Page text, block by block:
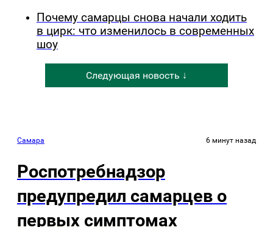
Почему самарцы снова начали ходить
в цирк: что изменилось в современных
шоу
Следующая новость ↓
Самара 6 минут назад
Роспотребнадзор
предупредил самарцев о
первых симптомах